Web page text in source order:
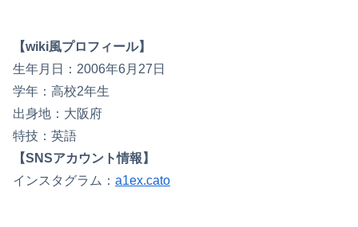
【wiki風プロフィール】
生年月日：2006年6月27日
学年：高校2年生
出身地：大阪府
特技：英語
【SNSアカウント情報】
インスタグラム： a1ex.cato